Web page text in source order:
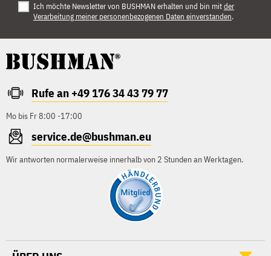
Ich möchte Newsletter von BUSHMAN erhalten und bin mitder
Verarbeitung meiner personenbezogenen Daten einverstanden.
Rufe an +49 176 34 43 79 77
Mo bis Fr 8:00 -17:00
service.de@bushman.eu
Wir antworten normalerweise innerhalb von 2 Stunden an Werktagen.